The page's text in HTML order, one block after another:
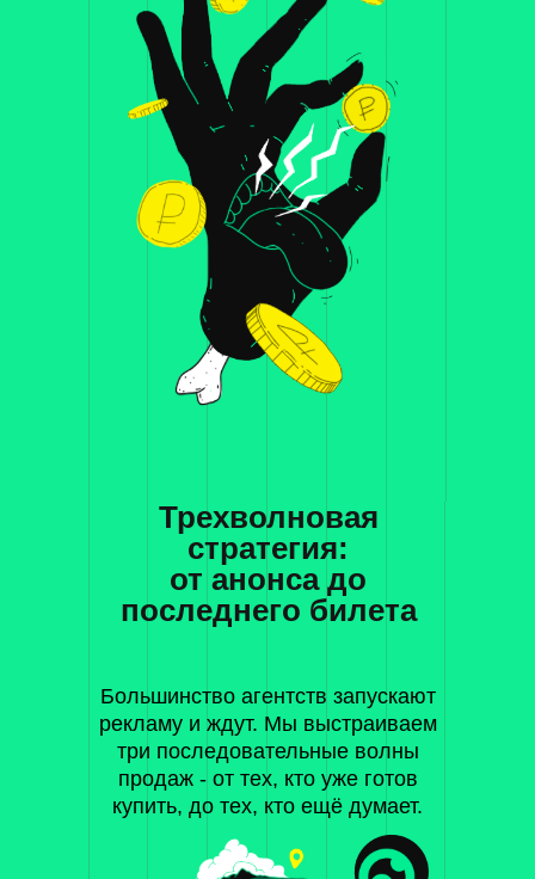
Трехволновая
стратегия:
от анонса до
последнего билета
Большинство агентств запускают
рекламу и ждут. Мы выстраиваем
три последовательные волны
продаж - от тех, кто уже готов
купить, до тех, кто ещё думает.